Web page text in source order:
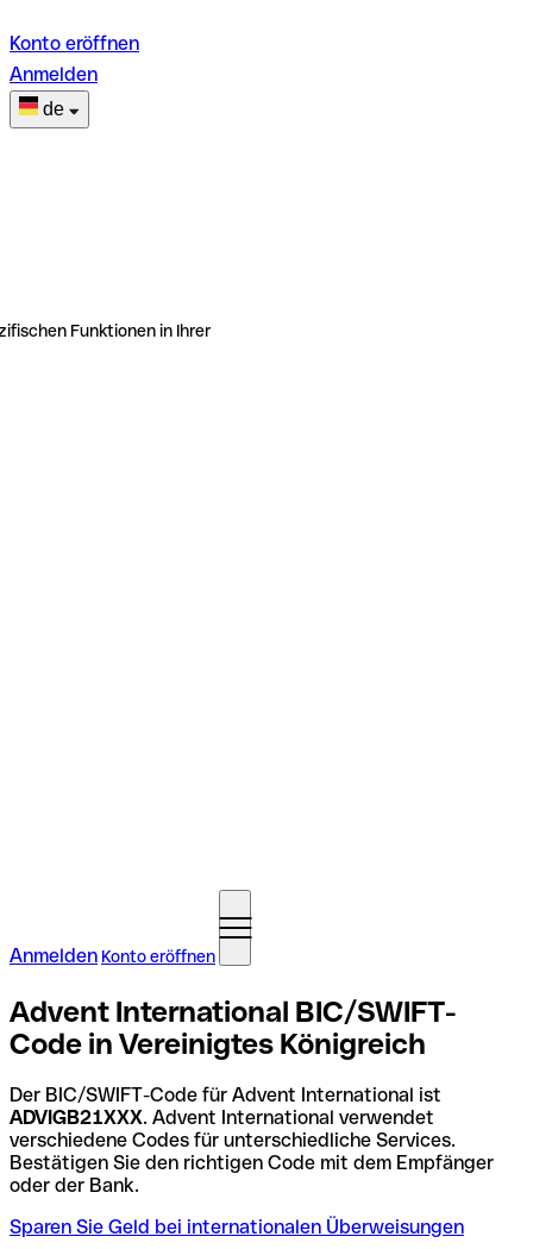
Konto eröffnen
Anmelden
de
Funktionen in Ihrer
Anmelden Konto eröffnen
Advent International BIC/SWIFT-
Code in Vereinigtes Königreich
Der BIC/SWIFT-Code für Advent International ist
ADVIGB21XXX. Advent International verwendet
verschiedene Codes für unterschiedliche Services.
Bestätigen Sie den richtigen Code mit dem Empfänger
oder der Bank.
Sparen Sie Geld bei internationalen Überweisungen